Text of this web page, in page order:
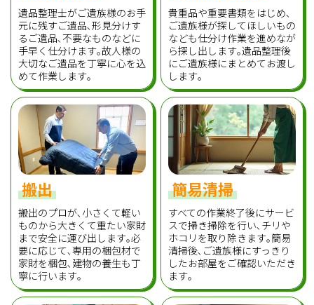
遺品整理士がご遺族様のお手
元に残すご遺品､形見分けす
るご遺品､不要なものなどに
手早く仕分けます｡故人様の
大切なご遺品を丁寧に心を込
めて作業します｡
貴重品や重要書類をはじめ､
ご遺族様が探してほしいもの
なども仕分け作業を進めなが
ら探し出します｡遺品整理後
にご遺族様にまとめてお渡し
します｡
搬出
搬出のプロが､小さくて軽い
ものから大きくて重たい家財
まで安全に運び出します｡必
要に応じて､専用の梱包材で
家財を梱包､建物の養生も丁
寧に行います｡
簡易清掃
すべての作業終了後にサービ
スで掃き掃除を行い､チリや
ホコリを取り除きます｡簡易
清掃後､ご遺族様にすっきり
したお部屋をご確認いただき
ます｡